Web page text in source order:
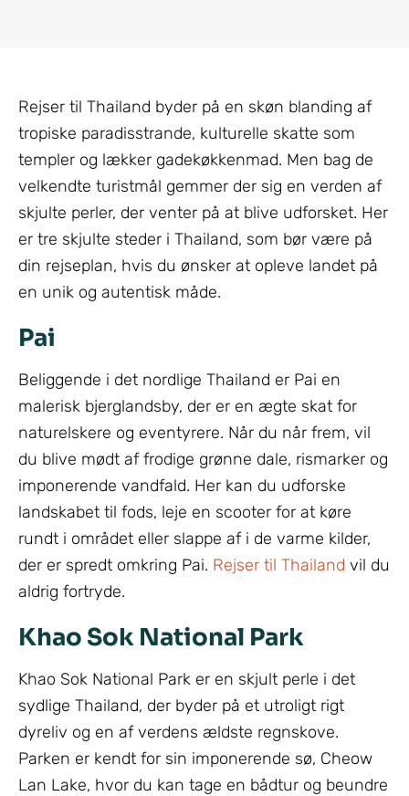
Rejser til Thailand byder på en skøn blanding af
tropiske paradisstrande, kulturelle skatte som
templer og lækker gadekøkkenmad. Men bag de
velkendte turistmål gemmer der sig en verden af
skjulte perler, der venter på at blive udforsket. Her
er tre skjulte steder i Thailand, som bør være på
din rejseplan, hvis du ønsker at opleve landet på
en unik og autentisk måde.
Pai
Beliggende i det nordlige Thailand er Pai en
malerisk bjerglandsby, der er en ægte skat for
naturelskere og eventyrere. Når du når frem, vil
du blive mødt af frodige grønne dale, rismarker og
imponerende vandfald. Her kan du udforske
landskabet til fods, leje en scooter for at køre
rundt i området eller slappe af i de varme kilder,
der er spredt omkring Pai. Rejser til Thailand vil du
aldrig fortryde.
Khao Sok National Park
Khao Sok National Park er en skjult perle i det
sydlige Thailand, der byder på et utroligt rigt
dyreliv og en af verdens ældste regnskove.
Parken er kendt for sin imponerende sø, Cheow
Lan Lake, hvor du kan tage en bådtur og beundre